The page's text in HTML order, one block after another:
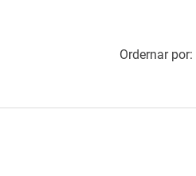
Ordernar por: